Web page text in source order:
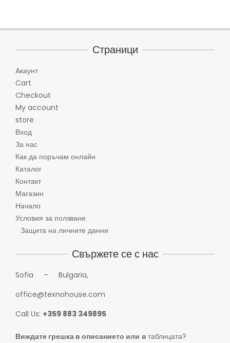
Страници
Aкаунт
Cart
Checkout
My account
store
Вход
За нас
Как да поръчам онлайн
Каталог
Контакт
Магазин
Начало
Условия за ползване
Защита на личните данни
Свържете се с нас
Sofia – Bulgaria,
office@texnohouse.com
Call Us: +359 883 349895
Виждате грешка в описанието или в таблицата?